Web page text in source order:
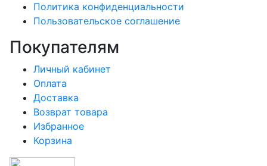
Политика конфиденциальности
Пользовательское соглашение
Покупателям
Личный кабинет
Оплата
Доставка
Возврат товара
Избранное
Корзина